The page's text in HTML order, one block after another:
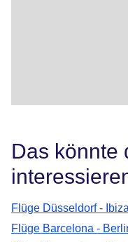
Das könnte
Flüge Düsseldorf - Ibiza
Flüge Barcelona -